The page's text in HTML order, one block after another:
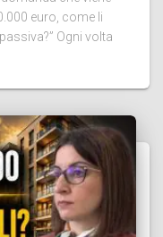
euro, come li
Ogni volta